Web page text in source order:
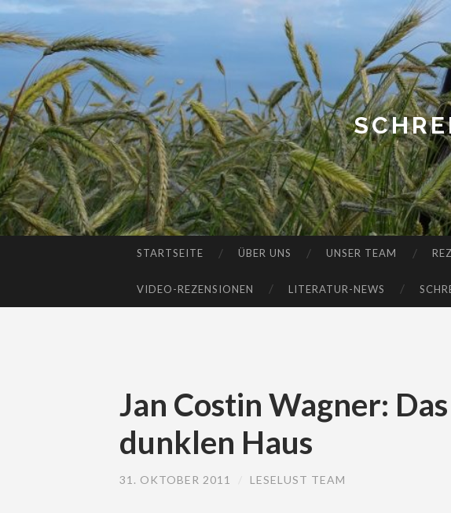
STARTSEITE ÜBER UNS UNSER TEAM
VIDEO-REZENSIONEN LITERATUR-NEWS
Jan Costin Wagner:
dunklen Haus
31. OKTOBER 2011 LESELUST TEAM